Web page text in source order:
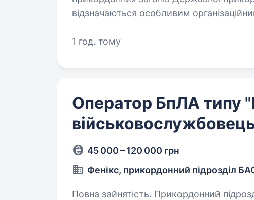
відзначаються особливим
1 год. тому
Оператор БпЛА типу
45 000 – 120 000 грн
Фенікс, прикордонний підрозділ
Повна зайнятість. Прикордонний підрозділ безпілотних авіаційних систем